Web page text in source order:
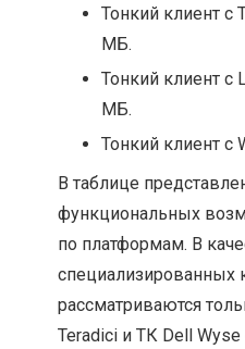
Тонкий клиент с
МБ.
Тонкий клиент с
МБ.
Тонкий клиент с
В таблице
функциональных
по платформам. В
специализированных
рассматриваются
Teradici и ТК Dell Wyse